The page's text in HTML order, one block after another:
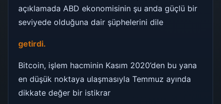
açıklamada ABD ekonomisinin şu anda güçlü bir
seviyede olduğuna dair şüphelerini dile
getirdi.
Bitcoin, işlem hacminin Kasım 2020’den bu yana
en düşük noktaya ulaşmasıyla Temmuz ayında
dikkate değer bir istikrar